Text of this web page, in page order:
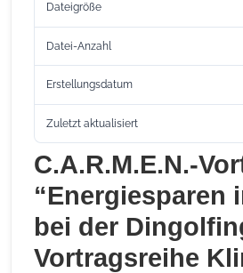
Dateigröße
Datei-Anzahl
Erstellungsdatum
Zuletzt aktualisiert
C.A.R.M.E.N.-
“Energiesparen
bei der
Vortragsreihe